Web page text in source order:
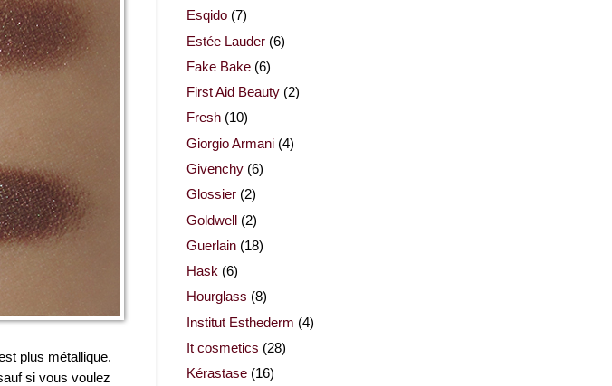
plus métallique.
si vous voulez
Esqido (7)
Estée Lauder (6)
Fake Bake (6)
First Aid Beauty (2)
Fresh (10)
Giorgio Armani (4)
Givenchy (6)
Glossier (2)
Goldwell (2)
Guerlain (18)
Hask (6)
Hourglass (8)
Institut Esthederm (4)
It cosmetics (28)
Kérastase (16)